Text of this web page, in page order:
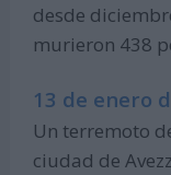
desde
murieron 438
13 de enero
Un terremoto
ciudad de